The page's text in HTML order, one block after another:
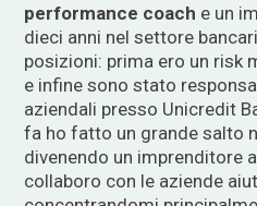
performance coach e un
dieci anni nel settore
posizioni: prima ero un risk
e infine sono stato
aziendali presso Unicredit
fa ho fatto un grande salto
divenendo un imprenditore
collaboro con le aziende